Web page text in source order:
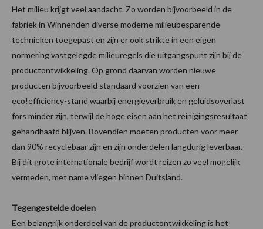
Het milieu krijgt veel aandacht. Zo worden bijvoorbeeld in de
fabriek in Winnenden diverse moderne milieubesparende
technieken toegepast en zijn er ook strikte in een eigen
normering vastgelegde milieuregels die uitgangspunt zijn bij de
productontwikkeling. Op grond daarvan worden nieuwe
producten bijvoorbeeld standaard voorzien van een
eco!efficiency-stand waarbij energieverbruik en geluidsoverlast
fors minder zijn, terwijl de hoge eisen aan het reinigingsresultaat
gehandhaafd blijven. Bovendien moeten producten voor meer
dan 90% recyclebaar zijn en zijn onderdelen langdurig leverbaar.
Bij dit grote internationale bedrijf wordt reizen zo veel mogelijk
vermeden, met name vliegen binnen Duitsland.
Tegengestelde doelen
Een belangrijk onderdeel van de productontwikkeling is het